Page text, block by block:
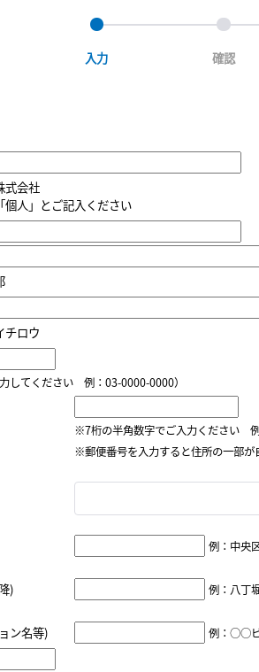
入力 確認
式会社
個人」とご記入ください
ロウ
力してください 例：03-0000-0000）
※7桁の半角数字でご入力ください
※郵便番号を入力すると住所の一部が
例：中央
) 例：八丁
ン名等) 例：○○